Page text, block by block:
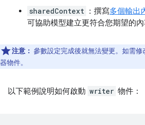
sharedContext ：撰寫多個輸出
可協助模型建立更符合您期望的內
注意： 參數設定完成後就無法變更。如需
器物件。
以下範例說明如何啟動 writer 物件：